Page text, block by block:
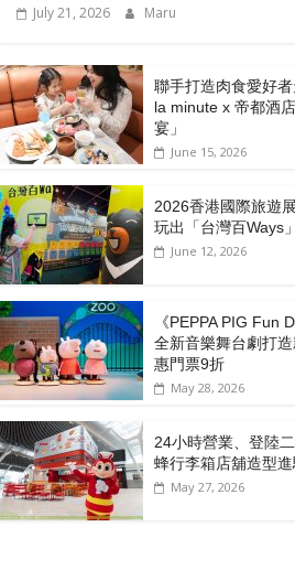
July 21, 2026 Maru
聯手打造肉食愛好
la minute x 帝都酒
宴」
June 15, 2026
2026香港國際旅遊
玩出「台灣百Ways
June 12, 2026
《PEPPA PIG Fun
全新音樂舞台劇打
惠門票9折
May 28, 2026
24小時營業、登陸
蜂行李箱店舖造型
May 27, 2026